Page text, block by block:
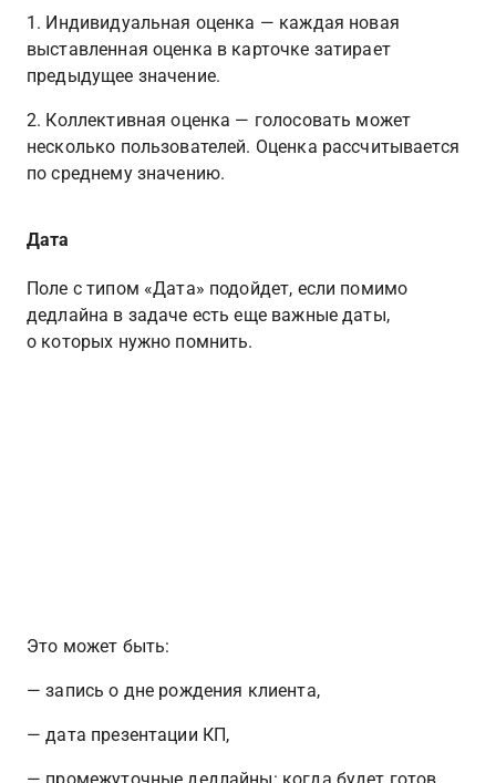
1. Индивидуальная оценка — каждая новая
выставленная оценка в карточке затирает
предыдущее значение.
2. Коллективная оценка — голосовать может
несколько пользователей. Оценка рассчитывается
по среднему значению.
Дата
Поле с типом «Дата» подойдет, если помимо
дедлайна в задаче есть еще важные даты,
о которых нужно помнить.
Это может быть:
— запись о дне рождения клиента,
— дата презентации КП,